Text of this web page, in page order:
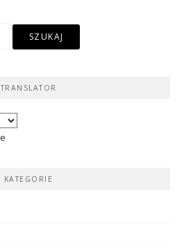
TRANSLATOR
KATEGORIE